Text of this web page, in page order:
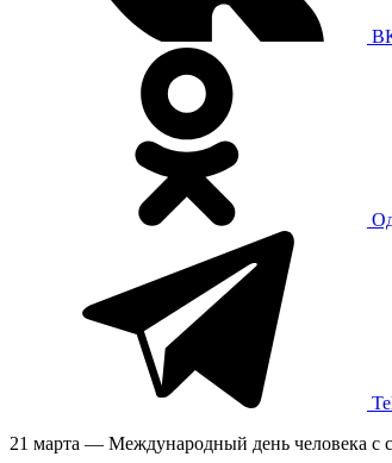
21 марта — Международный день человека с